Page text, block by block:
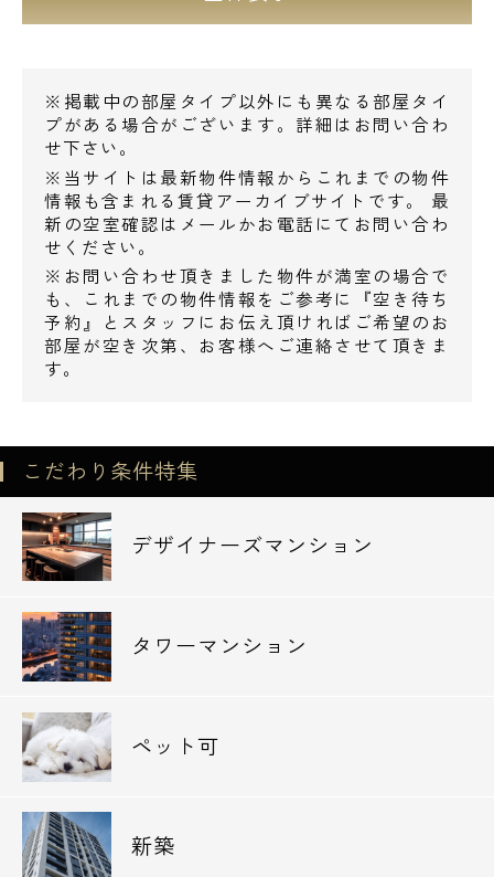
※掲載中の部屋タイプ以外にも異なる部屋タイ
プがある場合がございます。詳細はお問い合わ
せ下さい。
※当サイトは最新物件情報からこれまでの物件
情報も含まれる賃貸アーカイブサイトです。 最
新の空室確認はメールかお電話にてお問い合わ
せください。
※お問い合わせ頂きました物件が満室の場合で
も、これまでの物件情報をご参考に『空き待ち
予約』とスタッフにお伝え頂ければご希望のお
部屋が空き次第、お客様へご連絡させて頂きま
す。
こだわり条件特集
デザイナーズマンション
タワーマンション
ペット可
新築